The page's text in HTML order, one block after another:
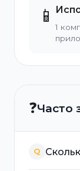
📱
1
❓Часто
Q